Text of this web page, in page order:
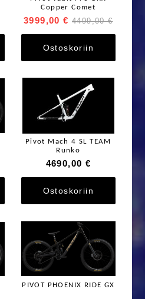
Copper Comet
3999,00 € 4499,00 €
Ostoskoriin
Pivot Mach 4 SL TEAM
Runko
4690,00 €
Ostoskoriin
PIVOT PHOENIX RIDE GX